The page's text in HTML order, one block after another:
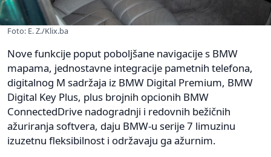
Foto: E. Z./Klix.ba
Nove funkcije poput poboljšane navigacije s BMW
mapama, jednostavne integracije pametnih telefona,
digitalnog M sadržaja iz BMW Digital Premium, BMW
Digital Key Plus, plus brojnih opcionih BMW
ConnectedDrive nadogradnji i redovnih bežičnih
ažuriranja softvera, daju BMW-u serije 7 limuzinu
izuzetnu fleksibilnost i održavaju ga ažurnim.